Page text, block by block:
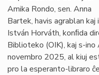
Amika Rondo, sen. Anna
Bartek, havis agrablan
István Horváth, konﬁda
Biblioteko (OIK), kaj s-
novembro 2025, al kiuj
pro la esperanto-libraro